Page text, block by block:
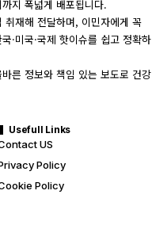
지 폭넓게 배포됩니다.
재해 전달하며, 이민자에게 꼭
·미국·국제 핫이슈를 쉽고 정확하
른 정보와 책임 있는 보도로 건강
Usefull Links
US
Policy
Policy